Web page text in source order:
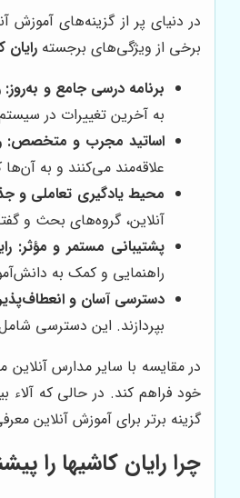
در دنیای پر از گزینه‌های
برخی از ویژگی‌های برجسته رایان
برنامه درسی جامع و به‌روز:
به آخرین تغییرات در
اساتید مجرب و متخصص:
علاقه‌مند می‌کنند و به
محیط یادگیری تعاملی و
آنلاین، گروه‌های بحث و
پشتیبانی مستمر و مؤثر:
راهنمایی و کمک به
دسترسی آسان و
بپردازند. این دسترسی
در مقایسه با سایر مدارس آنلاین
خود فراهم کند. در حالی که آلاء
گزینه برتر برای آموزش آنلاین
چرا رایان کاشیها را